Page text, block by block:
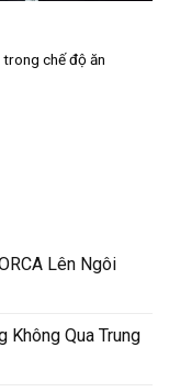
chế độ ăn
Lên Ngôi
Không Qua Trung